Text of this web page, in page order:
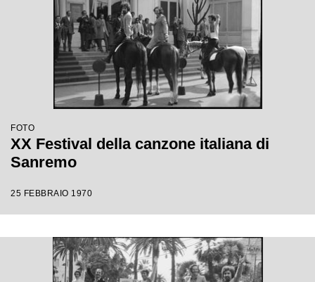
FOTO
XX Festival della canzone italiana di
Sanremo
25 FEBBRAIO 1970